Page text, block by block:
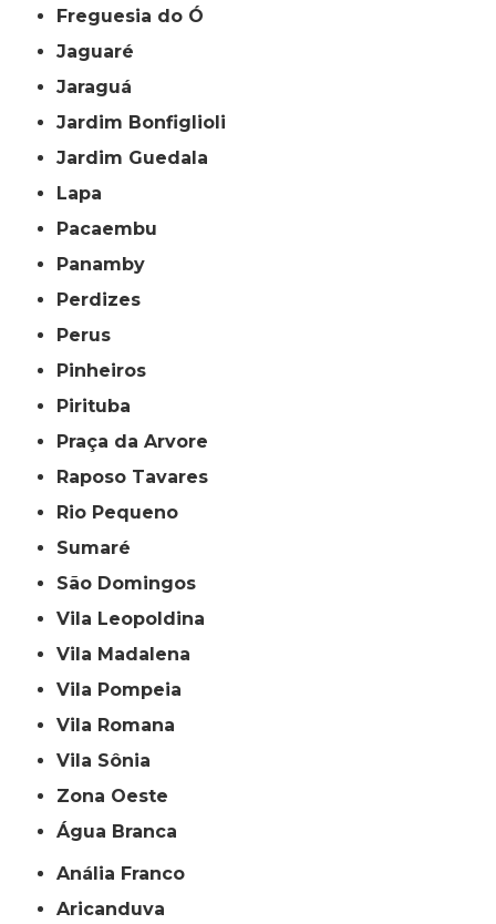
Freguesia do Ó
Jaguaré
Jaraguá
Jardim Bonfiglioli
Jardim Guedala
Lapa
Pacaembu
Panamby
Perdizes
Perus
Pinheiros
Pirituba
Praça da Arvore
Raposo Tavares
Rio Pequeno
Sumaré
São Domingos
Vila Leopoldina
Vila Madalena
Vila Pompeia
Vila Romana
Vila Sônia
Zona Oeste
Água Branca
Anália Franco
Aricanduva